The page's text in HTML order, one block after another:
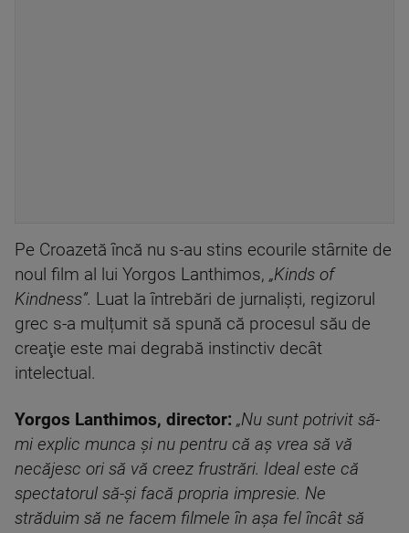
Pe Croazetă încă nu s-au stins ecourile stârnite de
noul film al lui Yorgos Lanthimos, „Kinds of
Kindness”. Luat la întrebări de jurnaliști, regizorul
grec s-a mulțumit să spună că procesul său de
creaţie este mai degrabă instinctiv decât
intelectual.
Yorgos Lanthimos, director: „Nu sunt potrivit să-
mi explic munca și nu pentru că aș vrea să vă
necăjesc ori să vă creez frustrări. Ideal este că
spectatorul să-și facă propria impresie. Ne
străduim să ne facem filmele în așa fel încât să